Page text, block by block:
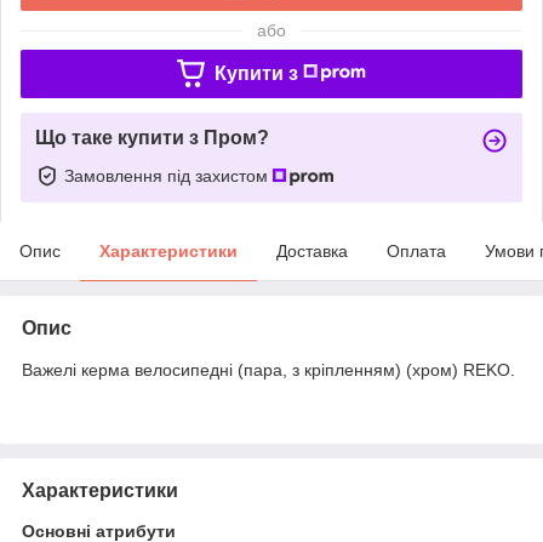
або
Купити з
Що таке купити з Пром?
Замовлення під захистом
Опис Характеристики Доставка Оплата Умови
Опис
Важелі керма велосипедні (пара, з кріпленням) (хром) REKO.
Характеристики
Основні атрибути